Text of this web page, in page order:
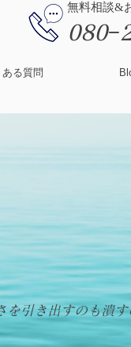
無料相談&
ある質問
を引き出すのも潰